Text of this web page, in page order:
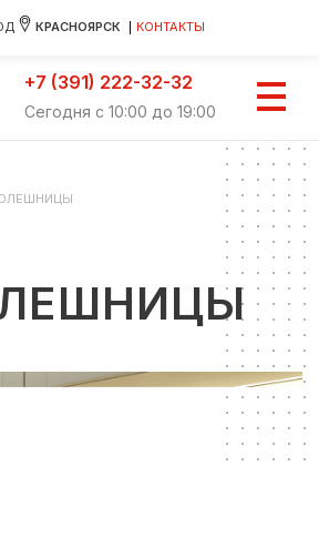
КРАСНОЯРСК КОНТАКТЫ
+7 (391) 222-32-32
Сегодня с 10:00 до 19:00